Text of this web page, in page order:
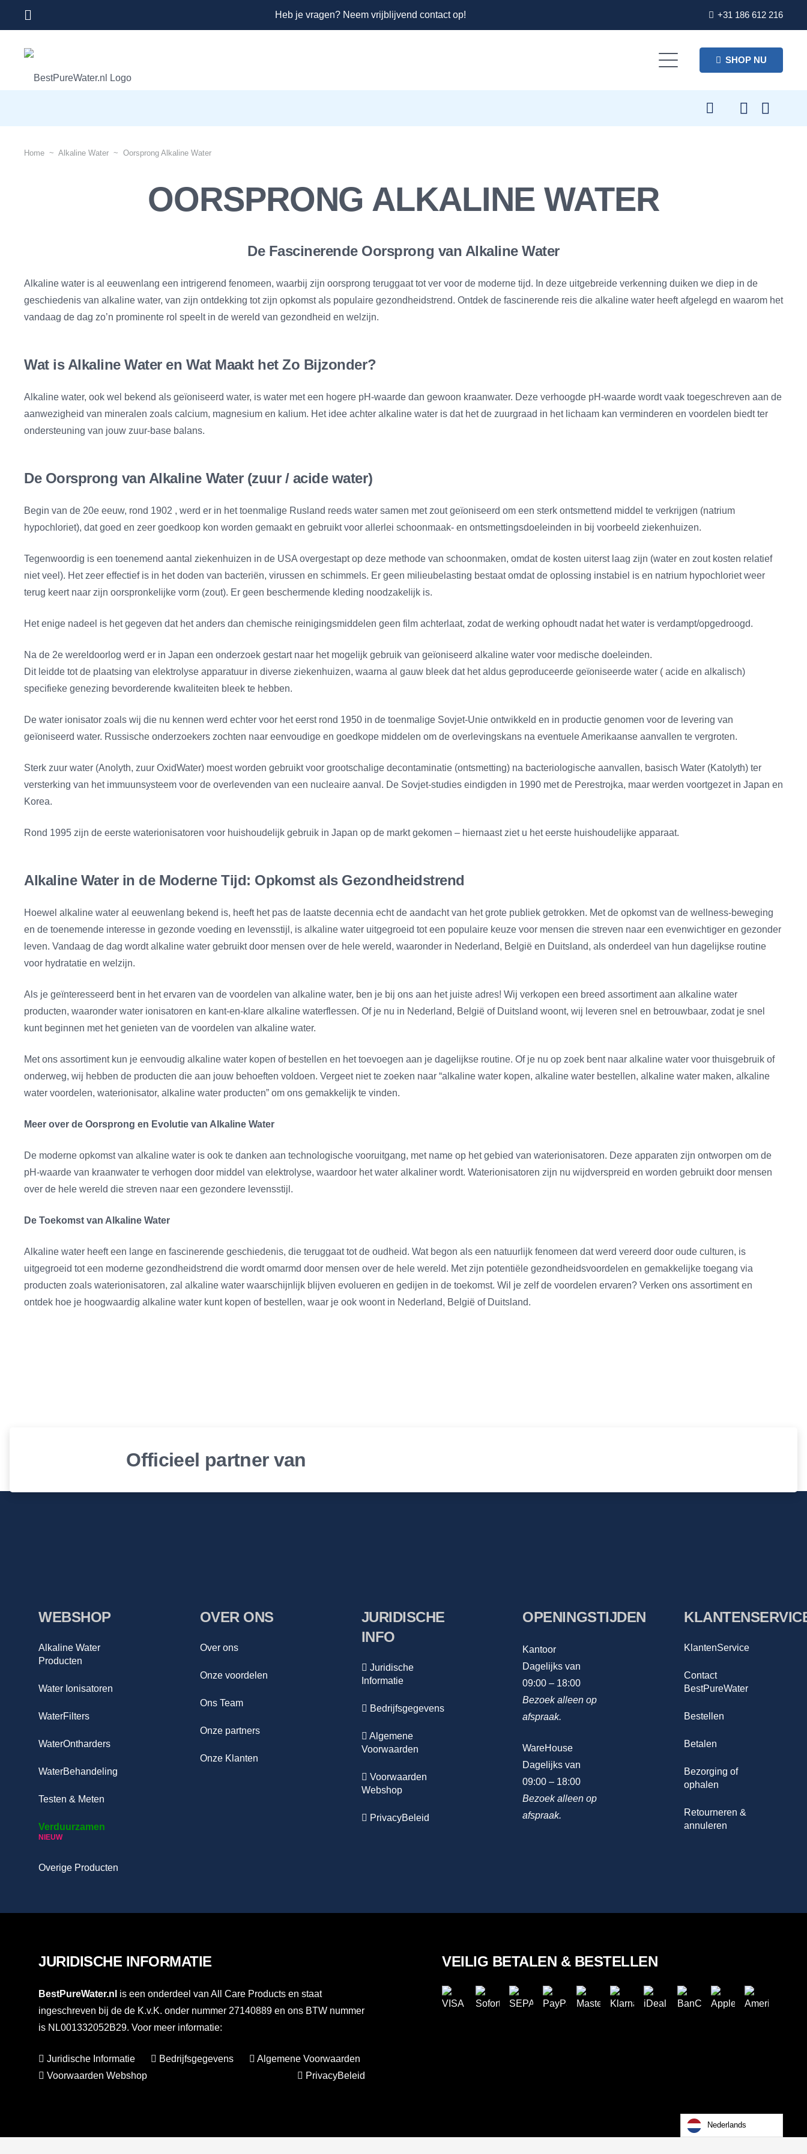
Heb je vragen? Neem vrijblijvend contact op! +31 186 612 216
SHOP NU
Home ~ Alkaline Water ~ Oorsprong Alkaline Water
OORSPRONG ALKALINE WATER
De Fascinerende Oorsprong van Alkaline Water
Alkaline water is al eeuwenlang een intrigerend fenomeen, waarbij zijn oorsprong teruggaat tot ver voor de moderne tijd. In deze uitgebreide verkenning duiken we diep in de
geschiedenis van alkaline water, van zijn ontdekking tot zijn opkomst als populaire gezondheidstrend. Ontdek de fascinerende reis die alkaline water heeft afgelegd en waarom het
vandaag de dag zo’n prominente rol speelt in de wereld van gezondheid en welzijn.
Wat is Alkaline Water en Wat Maakt het Zo Bijzonder?
Alkaline water, ook wel bekend als geïoniseerd water, is water met een hogere pH-waarde dan gewoon kraanwater. Deze verhoogde pH-waarde wordt vaak toegeschreven aan de
aanwezigheid van mineralen zoals calcium, magnesium en kalium. Het idee achter alkaline water is dat het de zuurgraad in het lichaam kan verminderen en voordelen biedt ter
ondersteuning van jouw zuur-base balans.
De Oorsprong van Alkaline Water (zuur / acide water)
Begin van de 20e eeuw, rond 1902 , werd er in het toenmalige Rusland reeds water samen met zout geïoniseerd om een sterk ontsmettend middel te verkrijgen (natrium
hypochloriet), dat goed en zeer goedkoop kon worden gemaakt en gebruikt voor allerlei schoonmaak- en ontsmettingsdoeleinden in bij voorbeeld ziekenhuizen.
Tegenwoordig is een toenemend aantal ziekenhuizen in de USA overgestapt op deze methode van schoonmaken, omdat de kosten uiterst laag zijn (water en zout kosten relatief
niet veel). Het zeer effectief is in het doden van bacteriën, virussen en schimmels. Er geen milieubelasting bestaat omdat de oplossing instabiel is en natrium hypochloriet weer
terug keert naar zijn oorspronkelijke vorm (zout). Er geen beschermende kleding noodzakelijk is.
Het enige nadeel is het gegeven dat het anders dan chemische reinigingsmiddelen geen film achterlaat, zodat de werking ophoudt nadat het water is verdampt/opgedroogd.
Na de 2e wereldoorlog werd er in Japan een onderzoek gestart naar het mogelijk gebruik van geïoniseerd alkaline water voor medische doeleinden.
Dit leidde tot de plaatsing van elektrolyse apparatuur in diverse ziekenhuizen, waarna al gauw bleek dat het aldus geproduceerde geïoniseerde water ( acide en alkalisch)
specifieke genezing bevorderende kwaliteiten bleek te hebben.
De water ionisator zoals wij die nu kennen werd echter voor het eerst rond 1950 in de toenmalige Sovjet-Unie ontwikkeld en in productie genomen voor de levering van
geïoniseerd water. Russische onderzoekers zochten naar eenvoudige en goedkope middelen om de overlevingskans na eventuele Amerikaanse aanvallen te vergroten.
Sterk zuur water (Anolyth, zuur OxidWater) moest worden gebruikt voor grootschalige decontaminatie (ontsmetting) na bacteriologische aanvallen, basisch Water (Katolyth) ter
versterking van het immuunsysteem voor de overlevenden van een nucleaire aanval. De Sovjet-studies eindigden in 1990 met de Perestrojka, maar werden voortgezet in Japan en
Korea.
Rond 1995 zijn de eerste waterionisatoren voor huishoudelijk gebruik in Japan op de markt gekomen – hiernaast ziet u het eerste huishoudelijke apparaat.
Alkaline Water in de Moderne Tijd: Opkomst als Gezondheidstrend
Hoewel alkaline water al eeuwenlang bekend is, heeft het pas de laatste decennia echt de aandacht van het grote publiek getrokken. Met de opkomst van de wellness-beweging
en de toenemende interesse in gezonde voeding en levensstijl, is alkaline water uitgegroeid tot een populaire keuze voor mensen die streven naar een evenwichtiger en gezonder
leven. Vandaag de dag wordt alkaline water gebruikt door mensen over de hele wereld, waaronder in Nederland, België en Duitsland, als onderdeel van hun dagelijkse routine
voor hydratatie en welzijn.
Als je geïnteresseerd bent in het ervaren van de voordelen van alkaline water, ben je bij ons aan het juiste adres! Wij verkopen een breed assortiment aan alkaline water
producten, waaronder water ionisatoren en kant-en-klare alkaline waterflessen. Of je nu in Nederland, België of Duitsland woont, wij leveren snel en betrouwbaar, zodat je snel
kunt beginnen met het genieten van de voordelen van alkaline water.
Met ons assortiment kun je eenvoudig alkaline water kopen of bestellen en het toevoegen aan je dagelijkse routine. Of je nu op zoek bent naar alkaline water voor thuisgebruik of
onderweg, wij hebben de producten die aan jouw behoeften voldoen. Vergeet niet te zoeken naar “alkaline water kopen, alkaline water bestellen, alkaline water maken, alkaline
water voordelen, waterionisator, alkaline water producten” om ons gemakkelijk te vinden.
Meer over de Oorsprong en Evolutie van Alkaline Water
De moderne opkomst van alkaline water is ook te danken aan technologische vooruitgang, met name op het gebied van waterionisatoren. Deze apparaten zijn ontworpen om de
pH-waarde van kraanwater te verhogen door middel van elektrolyse, waardoor het water alkaliner wordt. Waterionisatoren zijn nu wijdverspreid en worden gebruikt door mensen
over de hele wereld die streven naar een gezondere levensstijl.
De Toekomst van Alkaline Water
Alkaline water heeft een lange en fascinerende geschiedenis, die teruggaat tot de oudheid. Wat begon als een natuurlijk fenomeen dat werd vereerd door oude culturen, is
uitgegroeid tot een moderne gezondheidstrend die wordt omarmd door mensen over de hele wereld. Met zijn potentiële gezondheidsvoordelen en gemakkelijke toegang via
producten zoals waterionisatoren, zal alkaline water waarschijnlijk blijven evolueren en gedijen in de toekomst. Wil je zelf de voordelen ervaren? Verken ons assortiment en
ontdek hoe je hoogwaardig alkaline water kunt kopen of bestellen, waar je ook woont in Nederland, België of Duitsland.
Officieel partner van
WEBSHOP
Alkaline Water
Producten
Water Ionisatoren
WaterFilters
WaterOntharders
WaterBehandeling
Testen & Meten
Verduurzamen
NIEUW
Overige Producten
OVER ONS
Over ons
Onze voordelen
Ons Team
Onze partners
Onze Klanten
JURIDISCHE
INFO
Juridische
Informatie
Bedrijfsgegevens
Algemene
Voorwaarden
Voorwaarden
Webshop
PrivacyBeleid
OPENINGSTIJDEN
Kantoor
Dagelijks van
09:00 – 18:00
Bezoek alleen op
afspraak.
WareHouse
Dagelijks van
09:00 – 18:00
Bezoek alleen op
afspraak.
KlantenService
Contact
BestPureWater
Bestellen
Betalen
Bezorging of
ophalen
Retourneren &
annuleren
JURIDISCHE INFORMATIE
BestPureWater.nl is een onderdeel van All Care Products en staat
ingeschreven bij de de K.v.K. onder nummer 27140889 en ons BTW nummer
is NL001332052B29. Voor meer informatie:
Juridische Informatie Bedrijfsgegevens
Algemene Voorwaarden
Voorwaarden Webshop
PrivacyBeleid
VEILIG BETALEN & BESTELLEN
Nederlands